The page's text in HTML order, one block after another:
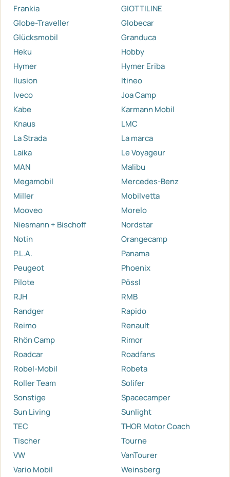
Frankia
GIOTTILINE
Globe-Traveller
Globecar
Glücksmobil
Granduca
Heku
Hobby
Hymer
Hymer Eriba
Ilusion
Itineo
Iveco
Joa Camp
Kabe
Karmann Mobil
Knaus
LMC
La Strada
La marca
Laika
Le Voyageur
MAN
Malibu
Megamobil
Mercedes-Benz
Miller
Mobilvetta
Mooveo
Morelo
Niesmann + Bischoff
Nordstar
Notin
Orangecamp
P.L.A.
Panama
Peugeot
Phoenix
Pilote
Pössl
RJH
RMB
Randger
Rapido
Reimo
Renault
Rhön Camp
Rimor
Roadcar
Roadfans
Robel-Mobil
Robeta
Roller Team
Solifer
Sonstige
Spacecamper
Sun Living
Sunlight
TEC
THOR Motor Coach
Tischer
Tourne
VW
VanTourer
Vario Mobil
Weinsberg